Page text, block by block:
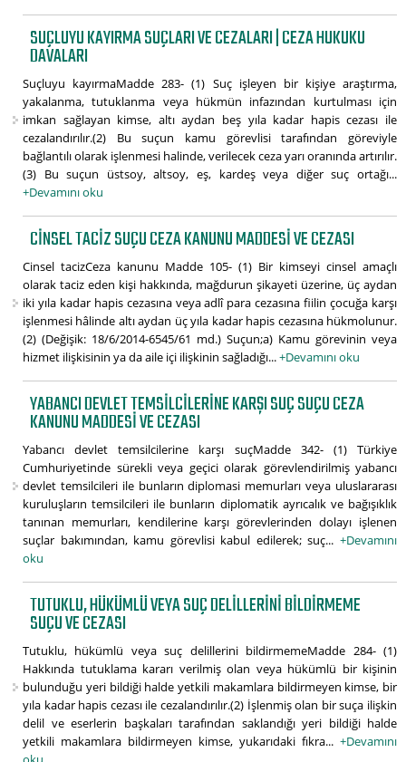
SUÇLUYU KAYIRMA SUÇLARI VE CEZALARI | CEZA HUKUKU
DAVALARI
Suçluyu kayırmaMadde 283- (1) Suç işleyen bir kişiye araştırma,
yakalanma, tutuklanma veya hükmün infazından kurtulması için
imkan sağlayan kimse, altı aydan beş yıla kadar hapis cezası ile
cezalandırılır.(2) Bu suçun kamu görevlisi tarafından göreviyle
bağlantılı olarak işlenmesi halinde, verilecek ceza yarı oranında artırılır.
(3) Bu suçun üstsoy, altsoy, eş, kardeş veya diğer suç ortağı...
+Devamını oku
CINSEL TACIZ SUÇU CEZA KANUNU MADDESI VE CEZASI
Cinsel tacizCeza kanunu Madde 105- (1) Bir kimseyi cinsel amaçlı
olarak taciz eden kişi hakkında, mağdurun şikayeti üzerine, üç aydan
iki yıla kadar hapis cezasına veya adlî para cezasına fiilin çocuğa karşı
işlenmesi hâlinde altı aydan üç yıla kadar hapis cezasına hükmolunur.
(2) (Değişik: 18/6/2014-6545/61 md.) Suçun;a) Kamu görevinin veya
hizmet ilişkisinin ya da aile içi ilişkinin sağladığı...+Devamını oku
YABANCI DEVLET TEMSILCILERINE KARŞI SUÇ SUÇU CEZA
KANUNU MADDESI VE CEZASI
Yabancı devlet temsilcilerine karşı suçMadde 342- (1) Türkiye
Cumhuriyetinde sürekli veya geçici olarak görevlendirilmiş yabancı
devlet temsilcileri ile bunların diplomasi memurları veya uluslararası
kuruluşların temsilcileri ile bunların diplomatik ayrıcalık ve bağışıklık
tanınan memurları, kendilerine karşı görevlerinden dolayı işlenen
suçlar bakımından, kamu görevlisi kabul edilerek; suç... +Devamını
oku
TUTUKLU, HÜKÜMLÜ VEYA SUÇ DELILLERINI BILDIRMEME
SUÇU VE CEZASI
Tutuklu, hükümlü veya suç delillerini bildirmemeMadde 284- (1)
Hakkında tutuklama kararı verilmiş olan veya hükümlü bir kişinin
bulunduğu yeri bildiği halde yetkili makamlara bildirmeyen kimse, bir
yıla kadar hapis cezası ile cezalandırılır.(2) İşlenmiş olan bir suça ilişkin
delil ve eserlerin başkaları tarafından saklandığı yeri bildiği halde
yetkili makamlara bildirmeyen kimse, yukarıdaki fıkra... +Devamını